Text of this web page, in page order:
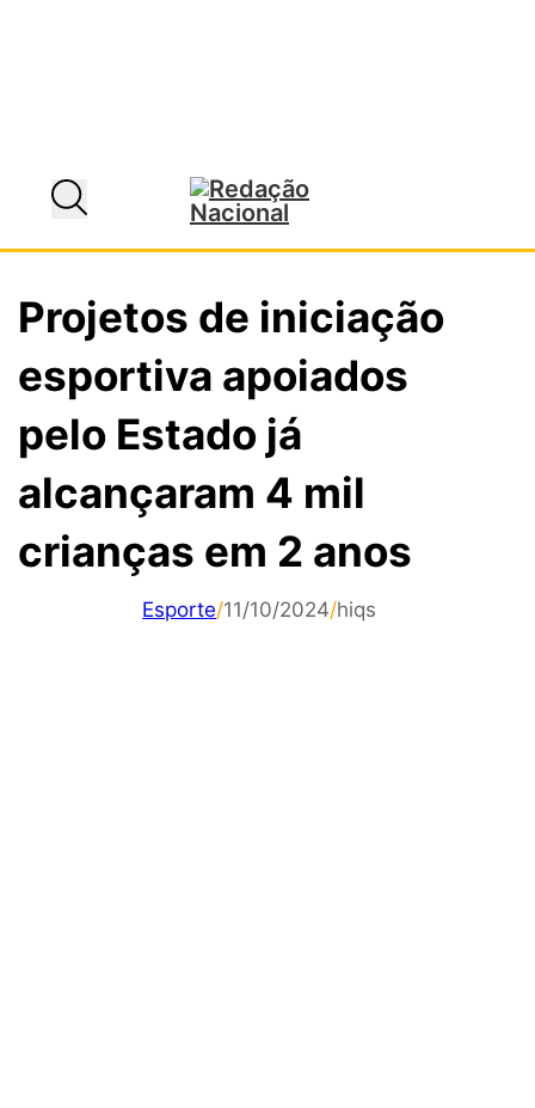
Projetos de iniciação
esportiva apoiados
pelo Estado já
alcançaram 4 mil
crianças em 2 anos
Esporte/11/10/2024/hiqs